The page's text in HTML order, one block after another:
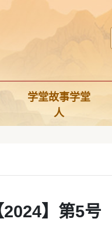
学堂故事学堂
人
】第5号